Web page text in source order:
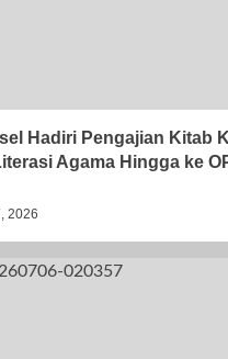
Hadiri Pengajian Kitab
Agama Hingga ke
2026